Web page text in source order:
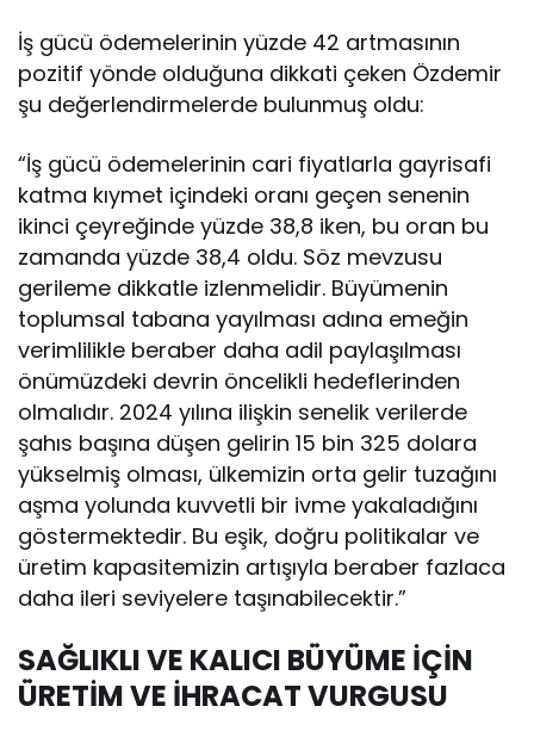
İş gücü ödemelerinin yüzde 42 artmasının
pozitif yönde olduğuna dikkati çeken Özdemir
şu değerlendirmelerde bulunmuş oldu:
“İş gücü ödemelerinin cari fiyatlarla gayrisafi
katma kıymet içindeki oranı geçen senenin
ikinci çeyreğinde yüzde 38,8 iken, bu oran bu
zamanda yüzde 38,4 oldu. Söz mevzusu
gerileme dikkatle izlenmelidir. Büyümenin
toplumsal tabana yayılması adına emeğin
verimlilikle beraber daha adil paylaşılması
önümüzdeki devrin öncelikli hedeflerinden
olmalıdır. 2024 yılına ilişkin senelik verilerde
şahıs başına düşen gelirin 15 bin 325 dolara
yükselmiş olması, ülkemizin orta gelir tuzağını
aşma yolunda kuvvetli bir ivme yakaladığını
göstermektedir. Bu eşik, doğru politikalar ve
üretim kapasitemizin artışıyla beraber fazlaca
daha ileri seviyelere taşınabilecektir.”
SAĞLIKLI VE KALICI BÜYÜME İÇİN
ÜRETİM VE İHRACAT VURGUSU